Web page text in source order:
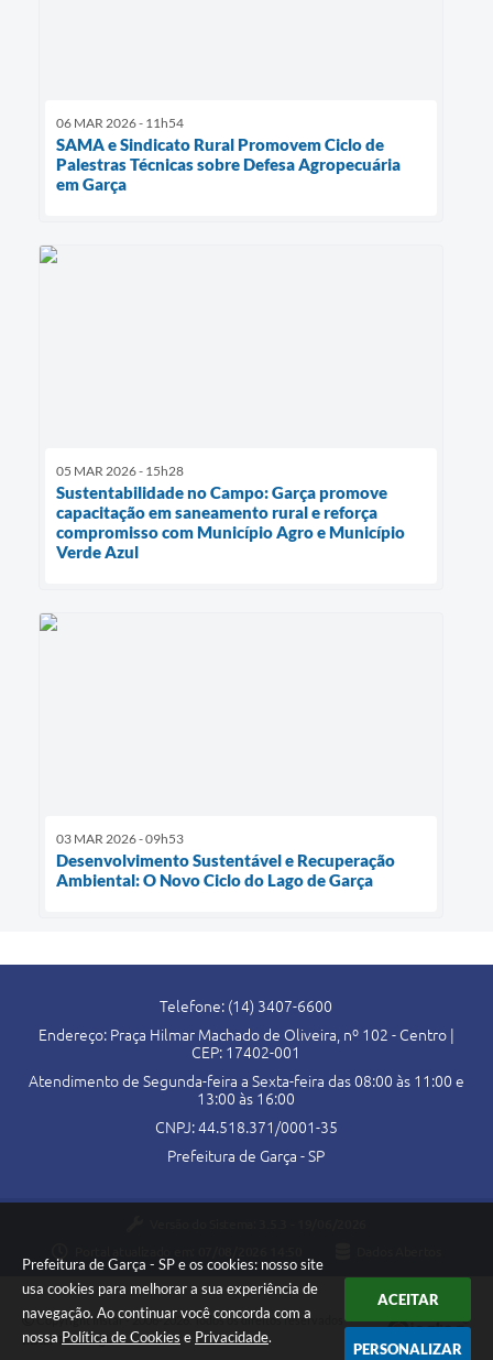
Prefeitura de Garça - SP e os cookies: nosso site
usa cookies para melhorar a sua experiência de
navegação. Ao continuar você concorda com a
nossa Política de Cookies e Privacidade.
ACEITAR
PERSONALIZAR
06 MAR 2026 - 11h54
SAMA e Sindicato Rural Promovem Ciclo de
Palestras Técnicas sobre Defesa Agropecuária
em Garça
05 MAR 2026 - 15h28
Sustentabilidade no Campo: Garça promove
capacitação em saneamento rural e reforça
compromisso com Município Agro e Município
Verde Azul
03 MAR 2026 - 09h53
Desenvolvimento Sustentável e Recuperação
Ambiental: O Novo Ciclo do Lago de Garça
Telefone: (14) 3407-6600
Endereço: Praça Hilmar Machado de Oliveira, nº 102 - Centro |
CEP: 17402-001
Atendimento de Segunda-feira a Sexta-feira das 08:00 às 11:00 e
13:00 às 16:00
CNPJ: 44.518.371/0001-35
Prefeitura de Garça - SP
Copyright Instar - 2006-2026. Todos os direitos reservados -
Instar Tecnologia